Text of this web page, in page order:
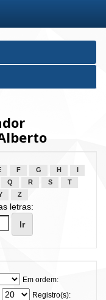
F G H
Q R S
T
Z
letras:
Em ordem:
Registro(s):